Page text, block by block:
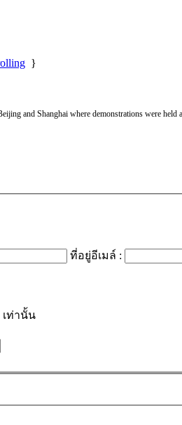
}
and Shanghai where demonstrations were held
ที่อยู่อีเมล์ :
เท่านั้น